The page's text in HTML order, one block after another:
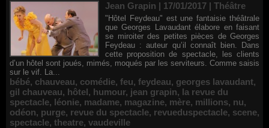
Jean Grapin | 17/01/2017 | Théâtre
"Hôtel Feydeau" est une fantaisie théâtrale
que Georges Lavaudant élabore en faisant
se miroiter des petites pièces de Georges
Feydeau : auteur qu’il connaît bien. Dans
cette proposition de spectacle, les clients
d’un hôtel sont joués, mimés, moqués par les serviteurs. Comme saisis
sur le vif. La...
bébé, chauveau, comédie, feu, feydeau, georges lavaudant,
gil chauveau, hôtel, humour, jean grapin, la revue du
spectacle, léonie, madame, magazine, mère, millions, nu,
odéon, purge, revue du spectacle, revueduspectacle, scene,
spectacle, theatre, vaudeville